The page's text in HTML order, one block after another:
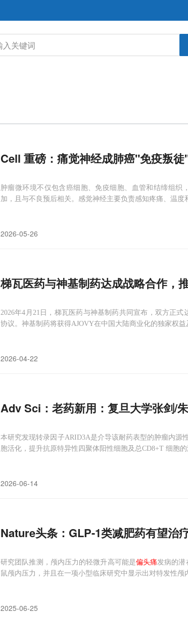
Cell 重磅：痛觉神经成肺癌"免疫叛
肿瘤微环境不仅包含癌细胞、免疫细胞、血管和结缔组
加，且与不良预后相关。感觉神经主要负责感知疼痛、温度
2026-05-26
梯瓦医药与神基制药达成战略合作，
2026年4月21日，梯瓦医药与神基制药共同宣布，双方正
协议。神基制药将获得AJOVY在中国大陆商业化的独家权
2026-04-22
本研究发现转录因子ARID3A是介导该耐药表型的肿瘤内源
胞活化，提升抗原特异性四聚体阳性细胞及总CD8+T 细胞
2026-06-14
Nature头条：GLP-1类减肥药有望
研究团队推测，颅内压力的轻微升高可能是偏头痛发病的潜
鼠颅内压力，并且在一项小型临床研究中显示出对特发性颅
2025-06-25